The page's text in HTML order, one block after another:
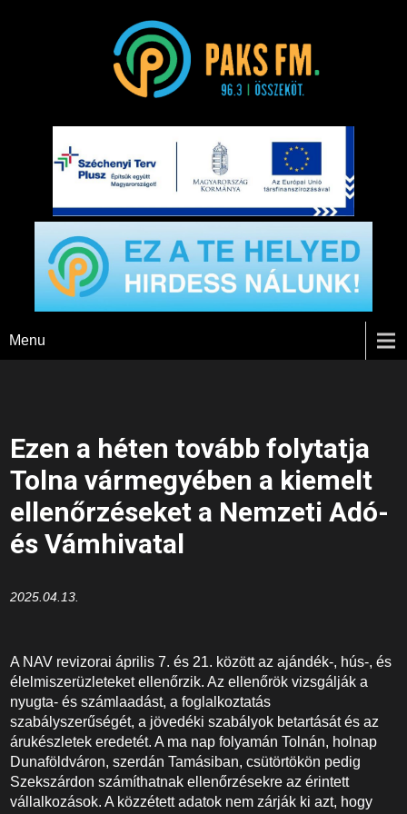
Paks FM
Menu
Ezen a héten tovább folytatja
Tolna vármegyében a kiemelt
ellenőrzéseket a Nemzeti Adó-
és Vámhivatal
2025.04.13.
A NAV revizorai április 7. és 21. között az ajándék-, hús-, és
élelmiszerüzleteket ellenőrzik. Az ellenőrök vizsgálják a
nyugta- és számlaadást, a foglalkoztatás
szabályszerűségét, a jövedéki szabályok betartását és az
árukészletek eredetét. A ma nap folyamán Tolnán, holnap
Dunaföldváron, szerdán Tamásiban, csütörtökön pedig
Szekszárdon számíthatnak ellenőrzésekre az érintett
vállalkozások. A közzétett adatok nem zárják ki azt, hogy